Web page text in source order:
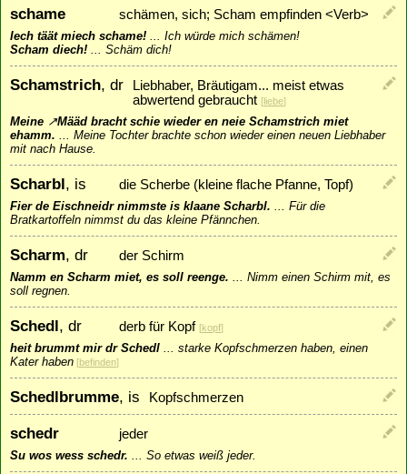
schame schämen, sich; Scham empfinden <Verb>
Iech täät miech schame! ... Ich würde mich schämen!
Scham diech! ... Schäm dich!
Schamstrich, dr
Liebhaber, Bräutigam... meist etwas
abwertend gebraucht [ liebe]
Meine ↗Määd bracht schie wieder en neie Schamstrich miet
ehamm. ... Meine Tochter brachte schon wieder einen neuen Liebhaber
mit nach Hause.
Scharbl, is die Scherbe (kleine flache Pfanne, Topf)
Fier de Eischneidr nimmste is klaane Scharbl. ... Für die
Bratkartoffeln nimmst du das kleine Pfännchen.
Scharm, dr der Schirm
Namm en Scharm miet, es soll reenge. ... Nimm einen Schirm mit, es
soll regnen.
Schedl, dr derb für Kopf [kopf]
heit brummt mir dr Schedl ... starke Kopfschmerzen haben, einen
Kater haben [befinden]
Schedlbrumme, is Kopfschmerzen
schedr jeder
Su wos wess schedr. ... So etwas weiß jeder.